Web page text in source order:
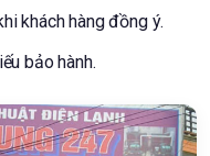
khách hàng đồng ý.
bảo hành.